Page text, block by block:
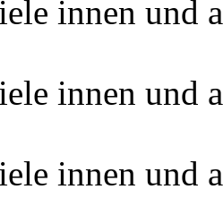
innen und
innen und
innen und